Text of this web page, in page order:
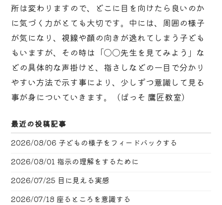
所は変わりますので、どこに目を向けたら良いのか
に気づく力がとても大切です。中には、周囲の様子
が気になり、視線や顔の向きが逸れてしまう子ども
もいますが、その時は「〇〇先生を見てみよう」な
どの具体的な声掛けと、指さしなどの一目で分かり
やすい方法で示す事により、少しずつ意識して見る
事が身についていきます。（ぱっそ 鷹匠教室）
最近の投稿記事
2026/08/06 子どもの様子をフィードバックする
2026/08/01 指示の理解をするために
2026/07/25 目に見える実感
2026/07/18 座るところを意識する